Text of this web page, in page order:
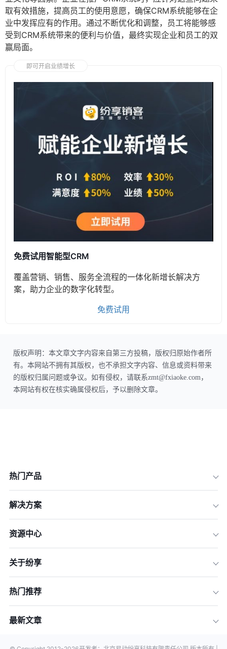
取有效措施，提高员工的使用意愿，确保CRM系统能够在企
业中发挥应有的作用。通过不断优化和调整，员工将能够感
受到CRM系统带来的便利与价值，最终实现企业和员工的双
赢局面。
即可开启业绩增长
免费试用智能型CRM
覆盖营销、销售、服务全流程的一体化新增长解决方
案，助力企业的数字化转型。
免费试用
版权声明：本文章文字内容来自第三方投稿，版权归原始作者所
有。本网站不拥有其版权，也不承担文字内容、信息或资料带来
的版权归属问题或争议。如有侵权，请联系zmt@fxiaoke.com，
本网站有权在核实确属侵权后，予以删除文章。
热门产品
解决方案
资源中心
关于纷享
热门推荐
最新文章